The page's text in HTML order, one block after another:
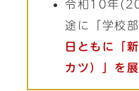
令和10年
途に「学校
日ともに「
カツ）」を